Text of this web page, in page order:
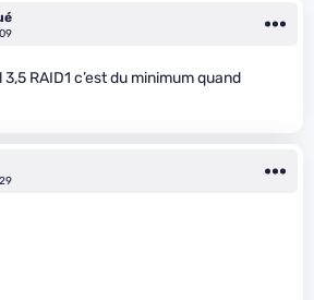
RAID1 c’est du minimum quand